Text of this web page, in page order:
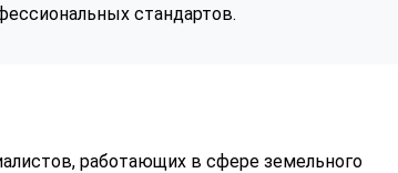
стандартов.
работающих в сфере земельного